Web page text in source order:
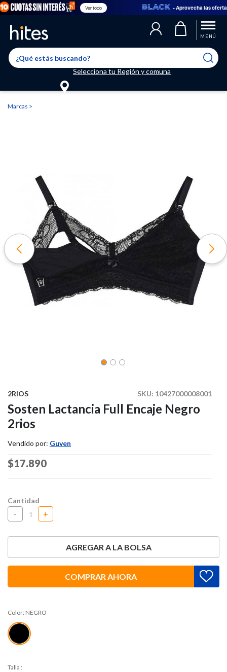
Ver todo - Aprovecha las ofertas en
MENÚ
Selecciona tu Región y comuna
El producto ha sido eliminado correctamente
El producto ha sido agregado a tu lista de favoritos correctamente
Llegaste al límite de productos favoritos permitidos, para agregar
uno nuevo ingresa a “Mi cuenta” y elimina los que ya no necesitas.
Marcas
SKU: 10427000008001
2RIOS
Sosten Lactancia Full Encaje Negro
2rios
Vendido por: Guven
Price reduced from
$17.890
Cantidad
- +
AGREGAR A LA BOLSA
COMPRAR AHORA
Color: NEGRO
Talla :